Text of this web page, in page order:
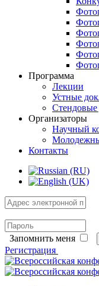
Программа
Лекции
Устные
Организаторы
Научный
Контакты
Запомнить меня
Регистрация